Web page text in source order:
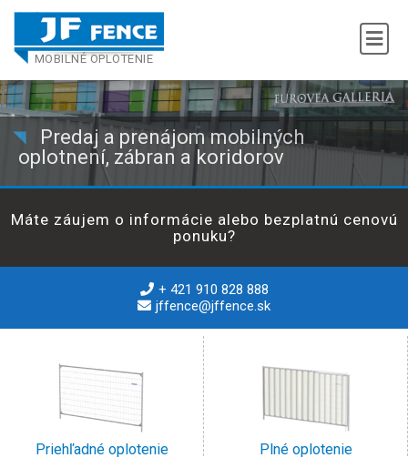
MOBILNÉ OPLOTENIE
Predaj a prenájom mobilných
oplotnení, zábran a koridorov
Máte záujem o informácie alebo bezplatnú cenovú
ponuku?
+ 421 910 828 888
jffence@jffence.sk
Priehľadné oplotenie Plné oplotenie